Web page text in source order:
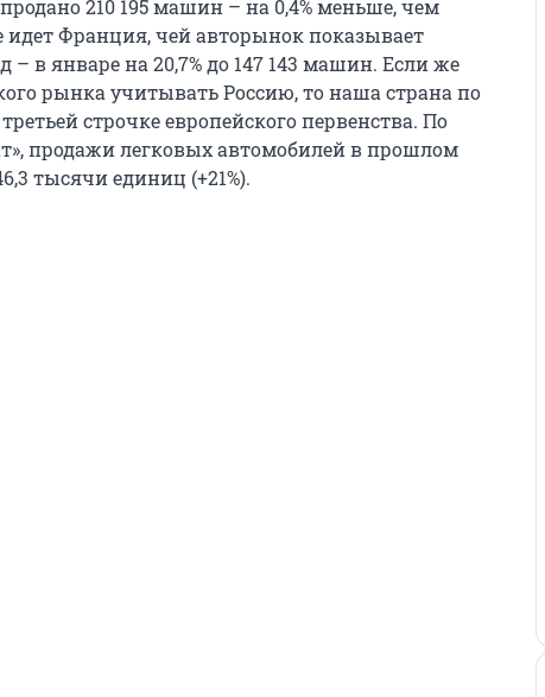
210 195 машин – на 0,4% меньше, чем
идет Франция, чей авторынок показывает
– в январе на 20,7% до 147 143 машин. Если же
рынка учитывать Россию, то наша страна по
строчке европейского первенства. По
продажи легковых автомобилей в прошлом
тысячи единиц (+21%).